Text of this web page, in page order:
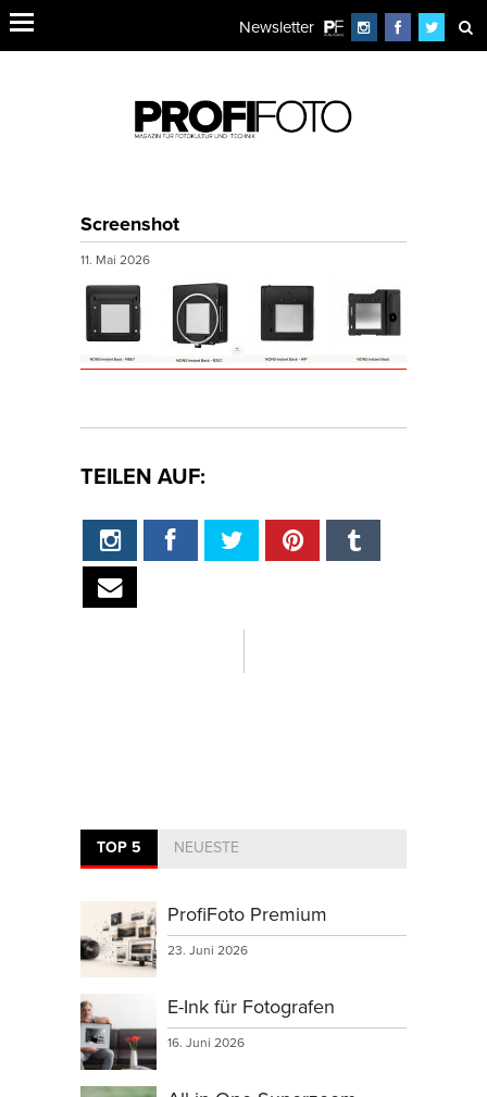
Newsletter
Screenshot
11. Mai 2026
TEILEN AUF:
TOP 5 NEUESTE
ProfiFoto Premium
23. Juni 2026
E-Ink für Fotografen
16. Juni 2026